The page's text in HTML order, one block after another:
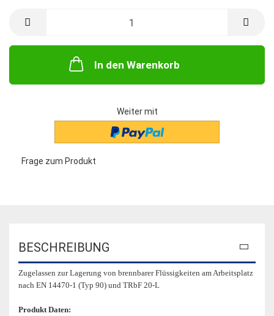
In den Warenkorb
Weiter mit
Frage zum Produkt
BESCHREIBUNG
Zugelassen zur Lagerung von brennbarer Flüssigkeiten am Arbeitsplatz
nach EN 14470-1 (Typ 90) und TRbF 20-L
Produkt Daten: